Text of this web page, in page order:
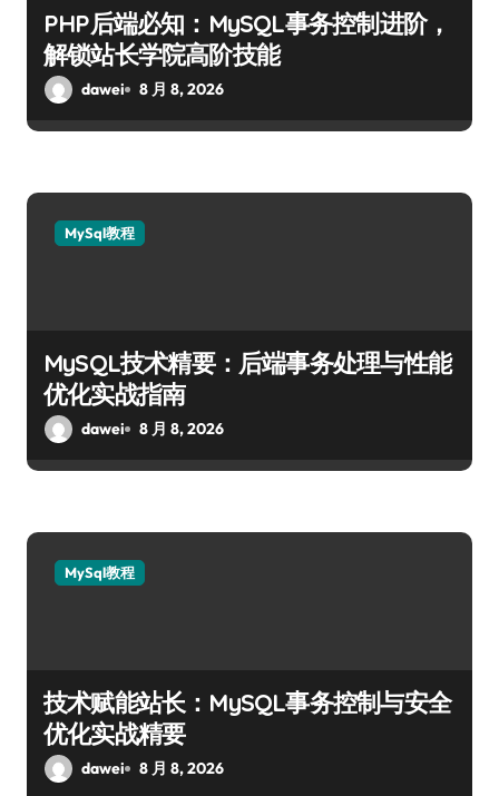
PHP后端必知：MySQL事务控制进阶，
解锁站长学院高阶技能
dawei 8 月 8, 2026
MySql教程
MySQL技术精要：后端事务处理与性能
优化实战指南
dawei 8 月 8, 2026
MySql教程
技术赋能站长：MySQL事务控制与安全
优化实战精要
dawei 8 月 8, 2026